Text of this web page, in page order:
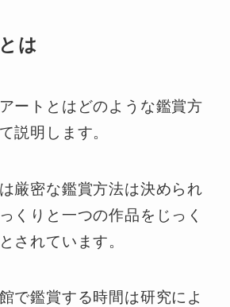
は
ートとはどのような鑑賞方
説明します。
厳密な鑑賞方法は決められ
くりと一つの作品をじっく
されています。
で鑑賞する時間は研究によ